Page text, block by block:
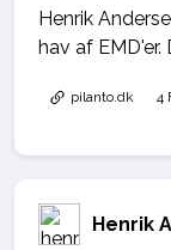
Henrik
hav af
pilanto.dk 4
Henrik